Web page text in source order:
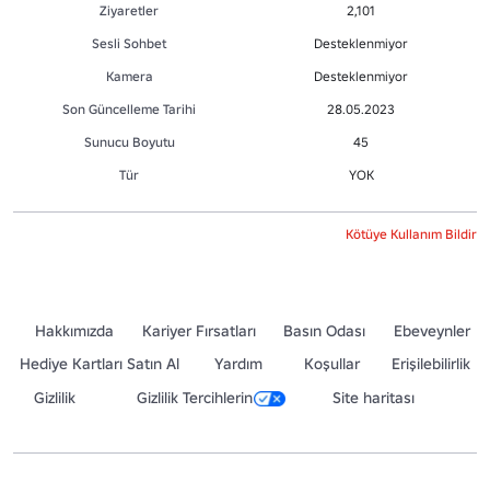
Ziyaretler
2,101
Sesli Sohbet
Desteklenmiyor
Kamera
Desteklenmiyor
Son Güncelleme Tarihi
28.05.2023
Sunucu Boyutu
45
Tür
YOK
Kötüye Kullanım Bildir
Hakkımızda Kariyer Fırsatları Basın Odası
Ebeveynler
Hediye Kartları Satın Al
Yardım Koşullar
Erişilebilirlik
Gizlilik
Gizlilik Tercihlerin Site haritası